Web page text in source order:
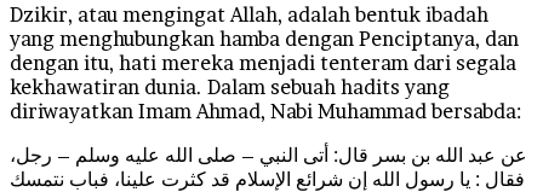
Dzikir, atau mengingat Allah, adalah bentuk ibadah
yang menghubungkan hamba dengan Penciptanya, dan
dengan itu, hati mereka menjadi tenteram dari segala
kekhawatiran dunia. Dalam sebuah hadits yang
diriwayatkan Imam Ahmad, Nabi Muhammad bersabda:
عن عبد الله بن بسر قال: أتى النبي – صلى الله عليه وسلم – رجل،
فقال : يا رسول الله إن شرائع الإسلام قد كثرت علينا، فباب نتمسك